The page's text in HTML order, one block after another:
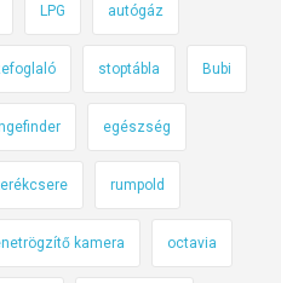
LPG autógáz
stoptábla Bubi
egészség
rumpold
kamera octavia